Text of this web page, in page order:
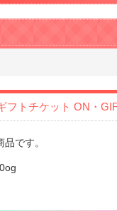
】ビンゴゲーム景品おす
フトチケット ON・
です。